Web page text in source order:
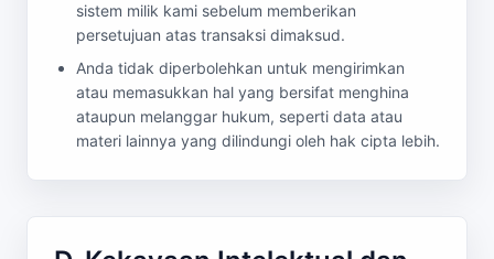
sistem milik kami sebelum memberikan
persetujuan atas transaksi dimaksud.
Anda tidak diperbolehkan untuk mengirimkan
atau memasukkan hal yang bersifat menghina
ataupun melanggar hukum, seperti data atau
materi lainnya yang dilindungi oleh hak cipta lebih.